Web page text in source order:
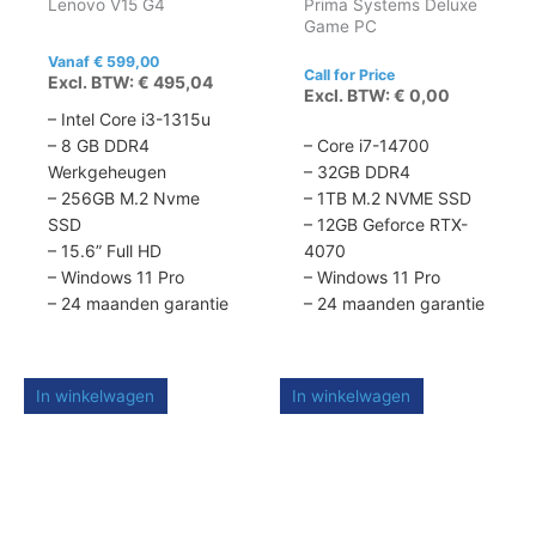
Lenovo V15 G4
Vanaf € 599,00
Excl. BTW: € 495,04
– Intel Core i3-1315u
– 8 GB DDR4
Werkgeheugen
– 256GB M.2 Nvme
SSD
– 15.6” Full HD
– Windows 11 Pro
– 24 maanden garantie
In winkelwagen
gekozen
productpagina
Prima Systems Deluxe
Game PC
Call for Price
Excl. BTW: € 0,00
– Core i7-14700
– 32GB DDR4
– 1TB M.2 NVME SSD
– 12GB Geforce RTX-
4070
– Windows 11 Pro
– 24 maanden garantie
In winkelwagen